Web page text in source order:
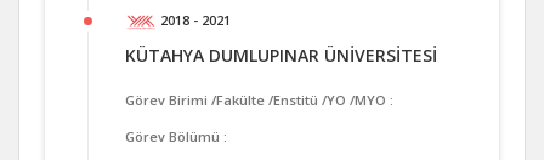
2018 - 2021
KÜTAHYA DUMLUPINAR ÜNİVERSİTESİ
Görev Birimi /Fakülte /Enstitü /YO /MYO :
Görev Bölümü :